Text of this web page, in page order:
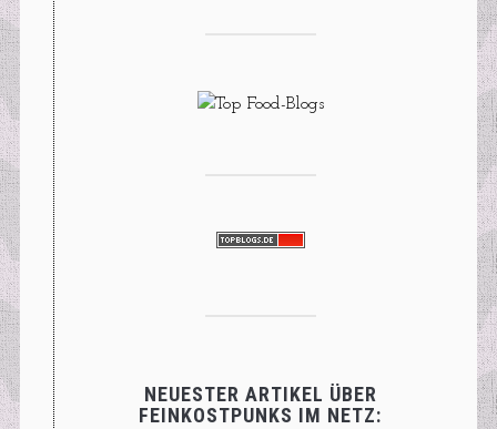
NEUESTER ARTIKEL ÜBER
FEINKOSTPUNKS IM NETZ: